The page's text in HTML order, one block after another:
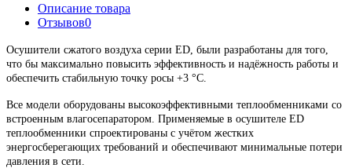
Описание товара
Отзывов0
Осушители сжатого воздуха серии ED, были разработаны для того,
что бы максимально повысить эффективность и надёжность работы и
обеспечить стабильную точку росы +3 °С.
Все модели оборудованы высокоэффективными теплообменниками со
встроенным влагосепаратором. Применяемые в осушителе ED
теплообменники спроектированы с учётом жестких
энергосберегающих требований и обеспечивают минимальные потери
давления в сети.